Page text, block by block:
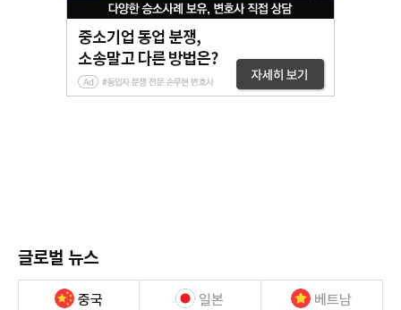
글로벌 뉴스
중국 일본 베트남